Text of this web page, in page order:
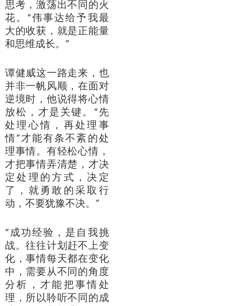
思考，激荡出不同的火
花。“伟事达给予我最
大的收获，就是正能量
和思维成长。”
谭健威这一路走来，也
并非一帆风顺，在面对
逆境时，他说得将心情
放松，才是关键。“先
处理心情，再处理事
情”才能有条不紊的处
理事情。有轻松心情，
才把事情弄清楚，才决
定处理的方式，决定
了，就勇敢的采取行
动，不要犹豫不决。”
“成功经验，是自我挑
战。往往计划赶不上变
化，事情每天都在变化
中，需要从不同的角度
分析，才能把事情处
理，所以聆听不同的成